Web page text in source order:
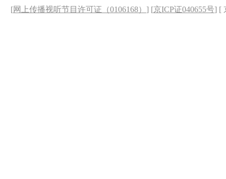
[网上传播视听节目许可证（0106168） ] [京ICP证040655号] [